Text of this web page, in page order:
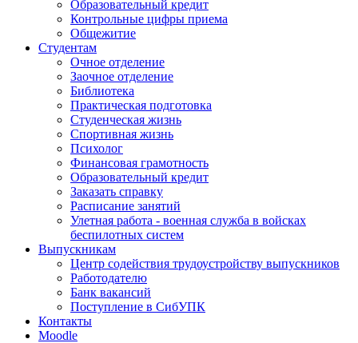
Образовательный кредит
Контрольные цифры приема
Общежитие
Студентам
Очное отделение
Заочное отделение
Библиотека
Практическая подготовка
Студенческая жизнь
Спортивная жизнь
Психолог
Финансовая грамотность
Образовательный кредит
Заказать справку
Расписание занятий
Улетная работа - военная служба в войсках
беспилотных систем
Выпускникам
Центр содействия трудоустройству выпускников
Работодателю
Банк вакансий
Поступление в СибУПК
Контакты
Moodle